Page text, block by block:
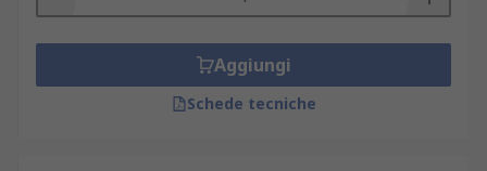
dopo migliaia di cicli li rende componenti
irrinunciabili in qualsiasi piano di controllo
qualità. Per abbinare le punte agli utensili di
saldatura più performanti, scopri la selezione di
stili saldanti e saldatoriadatti a ogni
Aggiungi
Schede tecniche